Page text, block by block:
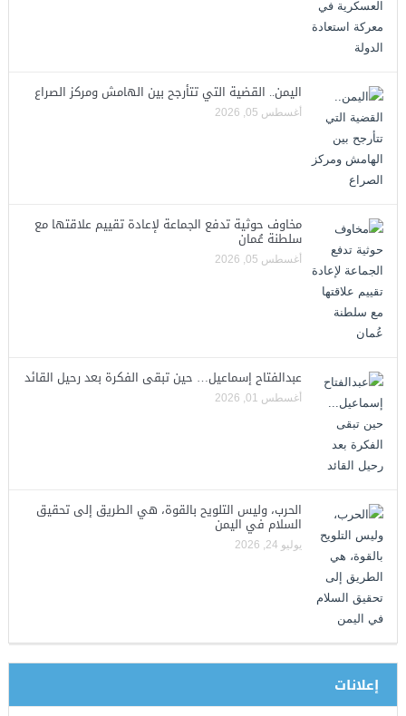
اليمن.. القضية التي تتأرجح بين الهامش ومركز الصراع
أغسطس 05, 2026
مخاوف حوثية تدفع الجماعة لإعادة تقييم علاقتها مع
سلطنة عُمان
أغسطس 05, 2026
عبدالفتاح إسماعيل… حين تبقى الفكرة بعد رحيل القائد
أغسطس 01, 2026
الحرب، وليس التلويح بالقوة، هي الطريق إلى تحقيق
السلام في اليمن
يوليو 24, 2026
إعلانات